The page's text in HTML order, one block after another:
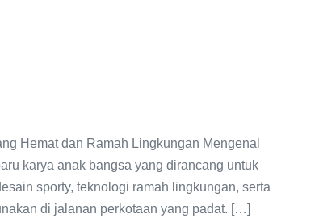
Hemat dan Ramah Lingkungan Mengenal
karya anak bangsa yang dirancang untuk
sporty, teknologi ramah lingkungan, serta
di jalanan perkotaan yang padat. […]